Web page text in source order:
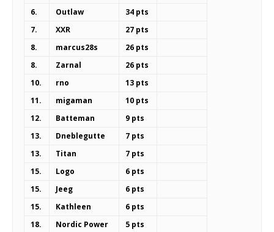
6.
Outlaw
34 pts
7.
XXR
27 pts
8.
marcus28s
26 pts
8.
Zarnal
26 pts
10.
rno
13 pts
11.
migaman
10 pts
12.
Batteman
9 pts
13.
Dneblegutte
7 pts
13.
Titan
7 pts
15.
Logo
6 pts
15.
Jeeg
6 pts
15.
Kathleen
6 pts
18.
Nordic Power
5 pts